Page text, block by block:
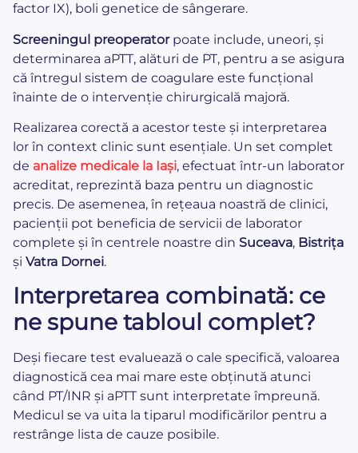
factor IX), boli genetice de sângerare.
Screeningul preoperatorpoate include, uneori, și
determinarea aPTT, alături de PT, pentru a se asigura
că întregul sistem de coagulare este funcțional
înainte de o intervenție chirurgicală majoră.
Realizarea corectă a acestor teste și interpretarea
lor în context clinic sunt esențiale. Un set complet
de analize medicale la Iași, efectuat într-un laborator
acreditat, reprezintă baza pentru un diagnostic
precis. De asemenea, în rețeaua noastră de clinici,
pacienții pot beneficia de servicii de laborator
complete și în centrele noastre din Suceava, Bistrița
și Vatra Dornei.
Interpretarea combinată: ce
ne spune tabloul complet?
Deși fiecare test evaluează o cale specifică, valoarea
diagnostică cea mai mare este obținută atunci
când PT/INR și aPTT sunt interpretate împreună.
Medicul se va uita la tiparul modificărilor pentru a
restrânge lista de cauze posibile.